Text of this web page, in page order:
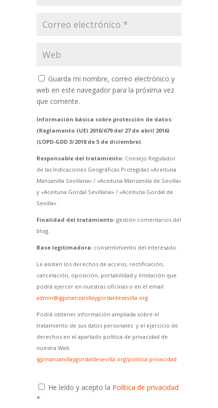
Guarda mi nombre, correo electrónico y
web en este navegador para la próxima vez
que comente.
Información básica sobre protección de datos:
(Reglamento (UE) 2016/679 del 27 de abril 2016)
(LOPD-GDD 3/2018 de 5 de diciembre).
Responsable del tratamiento:Consejo Regulador
de las Indicaciones Geográficas Protegidas «Aceituna
Manzanilla Sevillana» / «Aceituna Manzanilla de Sevilla»
y «Aceituna Gordal Sevillana» / «Aceituna Gordal de
Sevilla».
Finalidad del tratamiento:gestión comentarios del
blog.
Base legitimadora:consentimiento del interesado.
Le asisten los derechos de acceso, rectificación,
cancelación, oposición, portabilidad y limitación que
podrá ejercer en nuestras oficinas o en el email:
admin@igpmanzanillaygordaldesevilla.org
Podrá obtener información ampliada sobre el
tratamiento de sus datos personales y el ejercicio de
derechos en el apartado política de privacidad de
nuestra Web
igpmanzanillaygordaldesevilla.org/politica-privacidad
He leído y acepto la Política de privacidad
*